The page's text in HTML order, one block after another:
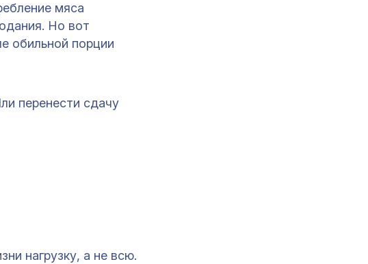
мяса
Но вот
обильной порции
перенести сдачу
нагрузку, а не всю.